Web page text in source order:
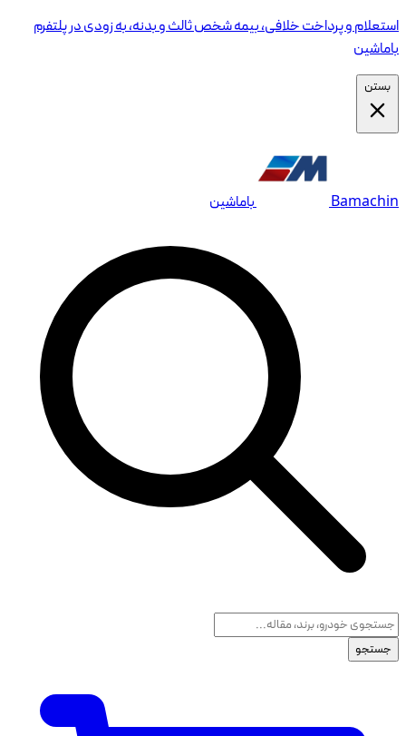
استعلام و پرداخت خلافی، بیمه شخص ثالث و بدنه، به زودی در پلتفرم
باماشین
بستن
Bamachin باماشین
جستجو